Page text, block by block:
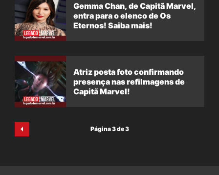
Gemma Chan, de Capitã Marvel,
entra para o elenco de Os
Eternos! Saiba mais!
Atriz posta foto confirmando
presença nas refilmagens de
Capitã Marvel!
Página 3 de 3